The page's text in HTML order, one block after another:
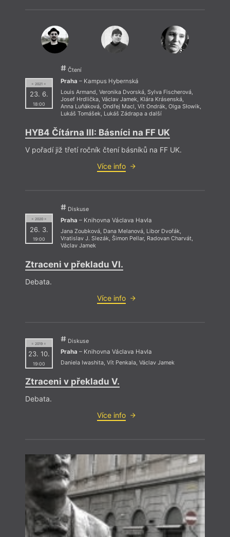
= 2021 =
23. 6.
18:00
Čtení
Praha – Kampus Hybernská
Louis Armand , Veronika Dvorská, Sylva Fischerová,
Josef Hrdlička, Václav Jamek, Klára Krásenská,
Anna Luňáková, Ondřej Macl , Vít Ondrák, Olga Słowik,
Lukáš Tomášek, Lukáš Zádrapaa další
HYB4 Čítárna III: Básníci na FF UK
V pořadí již třetí ročník čtení básníků na FF UK.
Více info
= 2020 =
26. 3.
19:00
Diskuse
Praha – Knihovna Václava Havla
Jana Zoubková, Dana Melanová, Libor Dvořák,
Vratislav J. Slezák, Šimon Pellar, Radovan Charvát,
Václav Jamek
Ztraceni v překladu VI.
Debata.
Více info
= 2019 =
23. 10.
19:00
Diskuse
Praha – Knihovna Václava Havla
Daniela Iwashita, Vít Penkala, Václav Jamek
Ztraceni v překladu V.
Debata.
Více info